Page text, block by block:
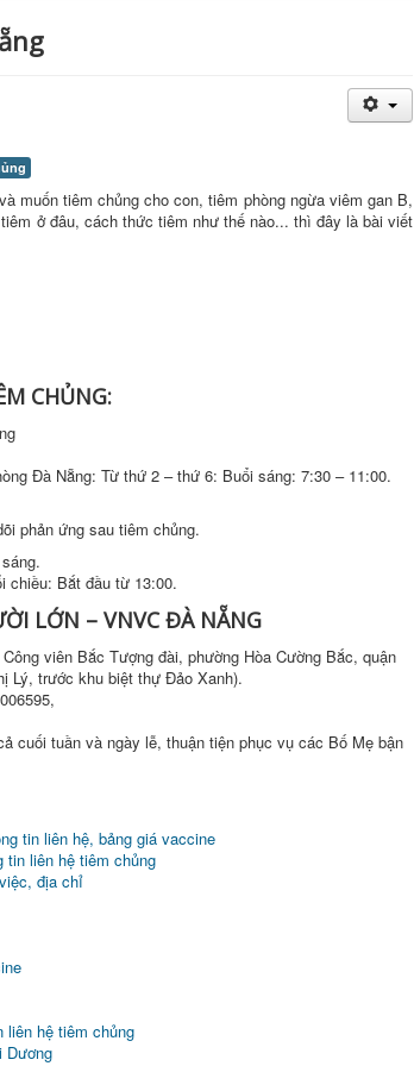
muốn tiêm chủng cho con, tiêm phòng ngừa viêm gan B,
ở đâu, cách thức tiêm như thế nào... thì đây là bài viết
CHỦNG:
Đà Nẵng: Từ thứ 2 – thứ 6: Buổi sáng: 7:30 – 11:00.
phản ứng sau tiêm chủng.
chiều: Bắt đầu từ 13:00.
LỚN – VNVC ĐÀ NẴNG
viên Bắc Tượng đài, phường Hòa Cường Bắc, quận
Lý, trước khu biệt thự Đảo Xanh).
cuối tuần và ngày lễ, thuận tiện phục vụ các Bố Mẹ bận
tin liên hệ, bảng giá vaccine
tin liên hệ tiêm chủng
địa chỉ
liên hệ tiêm chủng
Dương